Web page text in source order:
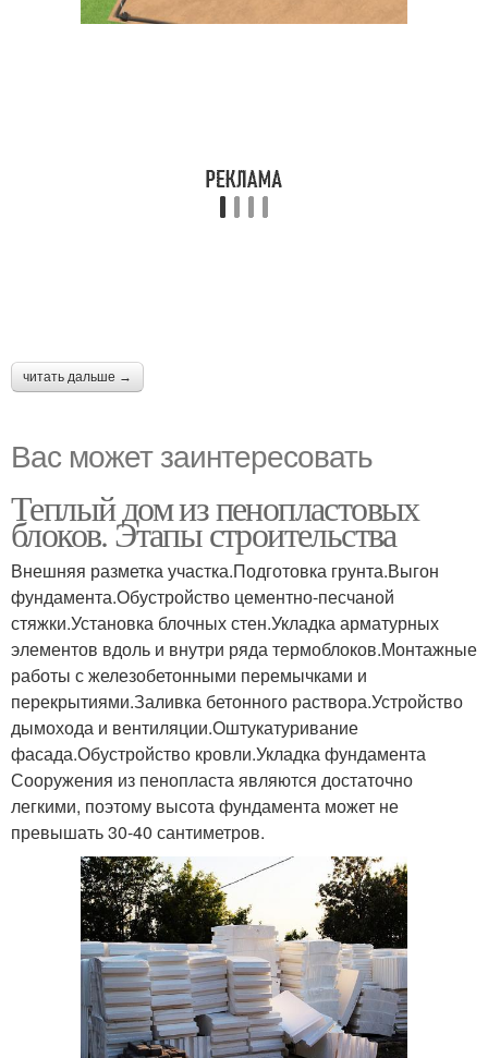
читать дальше →
Вас может заинтересовать
Теплый дом из пенопластовых
блоков. Этапы строительства
Внешняя разметка участка.Подготовка грунта.Выгон
фундамента.Обустройство цементно-песчаной
стяжки.Установка блочных стен.Укладка арматурных
элементов вдоль и внутри ряда термоблоков.Монтажные
работы с железобетонными перемычками и
перекрытиями.Заливка бетонного раствора.Устройство
дымохода и вентиляции.Оштукатуривание
фасада.Обустройство кровли.Укладка фундамента
Сооружения из пенопласта являются достаточно
легкими, поэтому высота фундамента может не
превышать 30-40 сантиметров.